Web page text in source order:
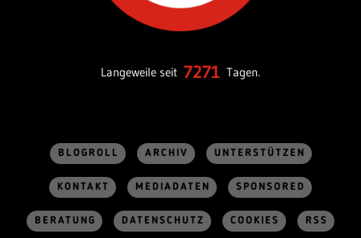
Langeweile seit 7271 Tagen.
BLOGROLL ARCHIV UNTERSTÜTZEN
KONTAKT MEDIADATEN SPONSORED
BERATUNG DATENSCHUTZ COOKIES RSS